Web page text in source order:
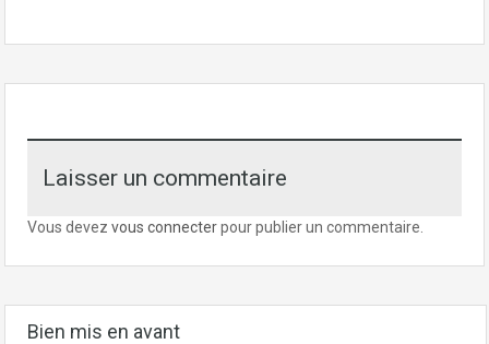
Laisser un commentaire
Vous devez vous connecterpour publier un commentaire.
Bien mis en avant